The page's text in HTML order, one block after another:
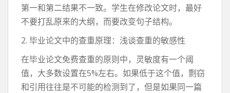
第一和第二结果不一致。学生在修改论文时，最好
不要打乱原来的大纲，而要改变句子结构。
2. 毕业论文中的查重原理：浅谈查重的敏感性
在毕业论文免费查重的原则中，灵敏度有一个阈
值，大多数设置在5%左右。如果低于这个值，剽窃
和引用往往是不可能的检测到了，但是如果同一篇